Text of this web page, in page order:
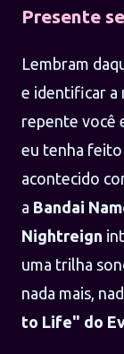
Presente
Lembram
e identificar a
repente você
eu tenha feito
acontecido
a Bandai
Nightreign
uma trilha
nada mais,
to Life" do